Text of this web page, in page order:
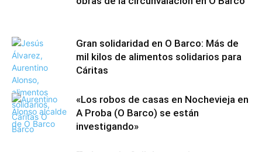
Gran solidaridad en O Barco: Más de
mil kilos de alimentos solidarios para
Cáritas
«Los robos de casas en Nochevieja en
A Proba (O Barco) se están
investigando»